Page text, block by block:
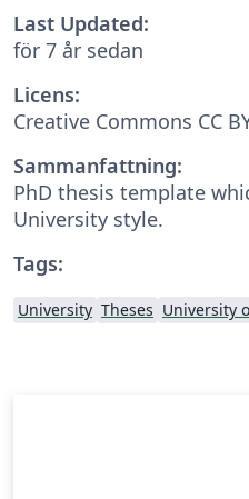
Last Updated:
för 7 år sedan
Licens:
Creative Commons CC
Sammanfattning:
PhD thesis template
University style.
Tags:
University Theses University